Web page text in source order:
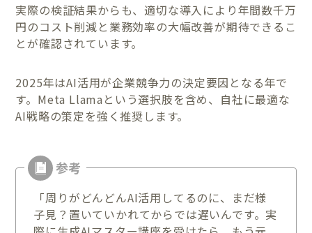
実際の検証結果からも、適切な導入により年間数千万
円のコスト削減と業務効率の大幅改善が期待できるこ
とが確認されています。
2025年はAI活用が企業競争力の決定要因となる年で
す。Meta Llamaという選択肢を含め、自社に最適な
AI戦略の策定を強く推奨します。
「周りがどんどんAI活用してるのに、まだ様
子見？置いていかれてからでは遅いんです。実